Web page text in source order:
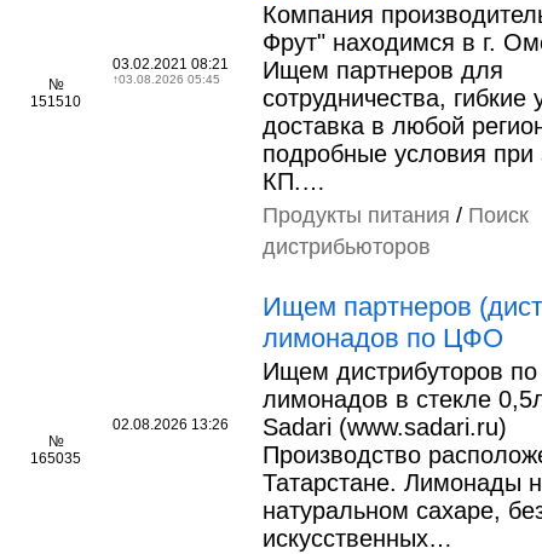
№
151510
03.02.2021 08:21
↑03.08.2026 05:45
Компания
Фрут" находимся в г.
Ищем партнеров для
сотрудничества, гибкие
доставка в любой
подробные условия при
КП.…
Продукты питания / Поиск
дистрибьюторов
№
165035
02.08.2026 13:26
Ищем партнеров
лимонадов по ЦФО
Ищем дистрибуторов
лимонадов в стекле
Sadari (www.sadari.ru)
Производство
Татарстане. Лимонады
натуральном сахаре,
искусственных…